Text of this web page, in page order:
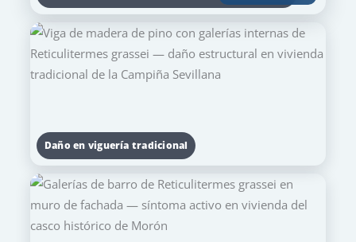
Daño en viguería tradicional